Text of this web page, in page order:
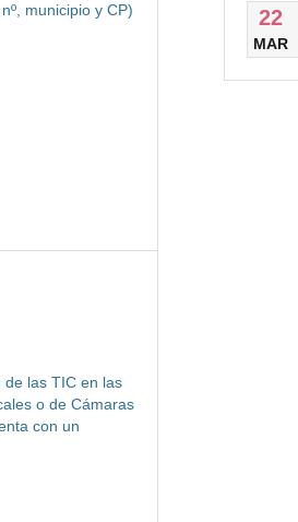
municipio y CP)
las TIC en las
o de Cámaras
con un
22
MAR